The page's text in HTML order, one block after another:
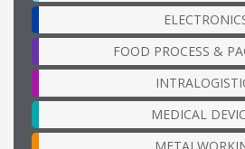
FOOD PROCESS &
MEDICAL